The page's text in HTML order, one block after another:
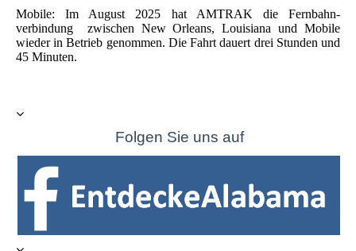
Mobile: Im August 2025 hat AMTRAK die Fernbahn-
verbindung zwischen New Orleans, Louisiana und Mobile
wieder in Betrieb genommen. Die Fahrt dauert drei Stunden und
45 Minuten.
Folgen Sie uns auf